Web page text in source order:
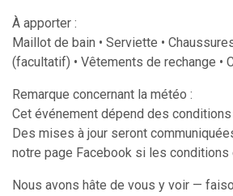
À apporter :
Maillot de bain • Serviette •
(facultatif) • Vêtements de rechange •
Remarque concernant la météo :
Cet événement dépend des
Des mises à jour seront
notre page Facebook si les conditions
Nous avons hâte de vous y voir —